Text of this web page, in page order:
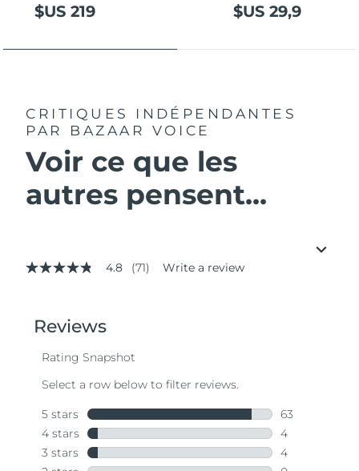
$US 219 $US 29,9
CRITIQUES INDÉPENDANTES
PAR BAZAAR VOICE
Voir ce que les
autres pensent...
4.8
stars,
average
value.
Same
page
link.
4.8 (71) Write a review